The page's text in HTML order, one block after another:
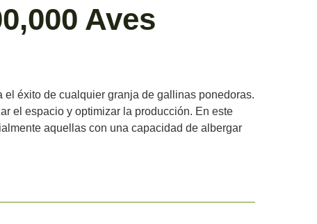
Aves
éxito de cualquier granja de gallinas ponedoras.
el espacio y optimizar la producción. En este
aquellas con una capacidad de albergar